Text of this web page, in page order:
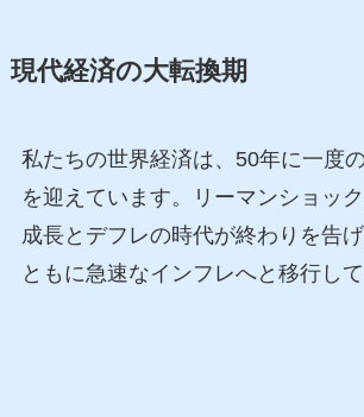
現代経済の大転換期
私たちの世界経済は、50年に一度
を迎えています。リーマンショッ
成長とデフレの時代が終わりを告
ともに急速なインフレへと移行して